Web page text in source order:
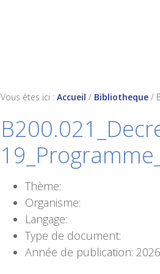
Vous êtes ici : Accueil / Bibliotheque /
Thème:
Organisme:
Langage:
Type de document:
Année de publication: 2026